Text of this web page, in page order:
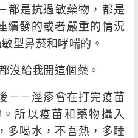
都是抗過敏藥物，都是
續發的或者嚴重的情況
型鼻菸和哮喘的。
沒給我開這個藥。
－－溼疹會在打完疫苗
所以疫苗和藥物攝入
多喝水，不吾熱，多睡